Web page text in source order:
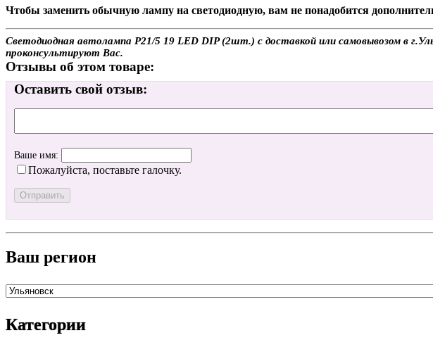
Чтобы заменить обычную лампу на светодиодную, вам не понадобится
Светодиодная автолампа P21/5 19 LED DIP (2шт.) с доставкой или самовывозом в
проконсультируют Вас.
Отзывы об этом товаре:
Оставить свой отзыв:
Ваше имя:
Пожалуйста, поставьте галочку.
Ваш регион
Категории